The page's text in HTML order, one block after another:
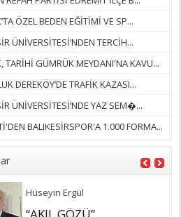
ÖZEL BEDEN EĞİTİMİ VE SP...
ÜNİVERSİTESİ’NDEN TERCİH...
TARİHİ GÜMRÜK MEYDANI'NA KAVU...
DEREKÖY’DE TRAFİK KAZASI...
ÜNİVERSİTESİ’NDE YAZ SEM�...
BALIKESİRSPOR'A 1.000 FORMA...
İlknur Solmaz Çoban
“DOĞANIN GÜLEÇ
ÖZLERKEN…”
23/11/2025
“Ne çok şey oldu
unutulmaması gereken”
Hüseyin Ergül